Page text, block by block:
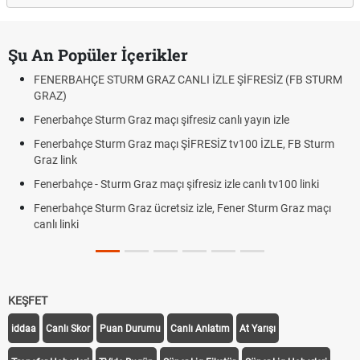
Şu An Popüler İçerikler
FENERBAHÇE STURM GRAZ CANLI İZLE ŞİFRESİZ (FB STURM
GRAZ)
Fenerbahçe Sturm Graz maçı şifresiz canlı yayın izle
Fenerbahçe Sturm Graz maçı ŞİFRESİZ tv100 İZLE, FB Sturm
Graz link
Fenerbahçe - Sturm Graz maçı şifresiz izle canlı tv100 linki
Fenerbahçe Sturm Graz ücretsiz izle, Fener Sturm Graz maçı
canlı linki
KEŞFET
iddaa Canlı Skor Puan Durumu Canlı Anlatım At Yarışı